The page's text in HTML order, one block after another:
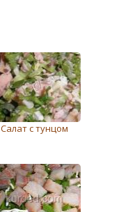
Салат с тунцом